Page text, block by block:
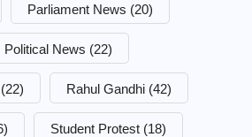
Parliament News (20)
Political News (22)
(22) Rahul Gandhi (42)
Student Protest (18)